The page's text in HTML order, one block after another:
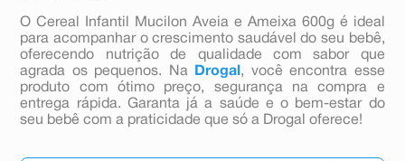
O Cereal Infantil Mucilon Aveia e Ameixa 600g é ideal
para acompanhar o crescimento saudável do seu bebê,
oferecendo nutrição de qualidade com sabor que
agrada os pequenos. Na
Drogal , você encontra esse
produto com ótimo preço, segurança na compra e
entrega rápida. Garanta já a saúde e o bem-estar do
seu bebê com a praticidade que só a Drogal oferece!